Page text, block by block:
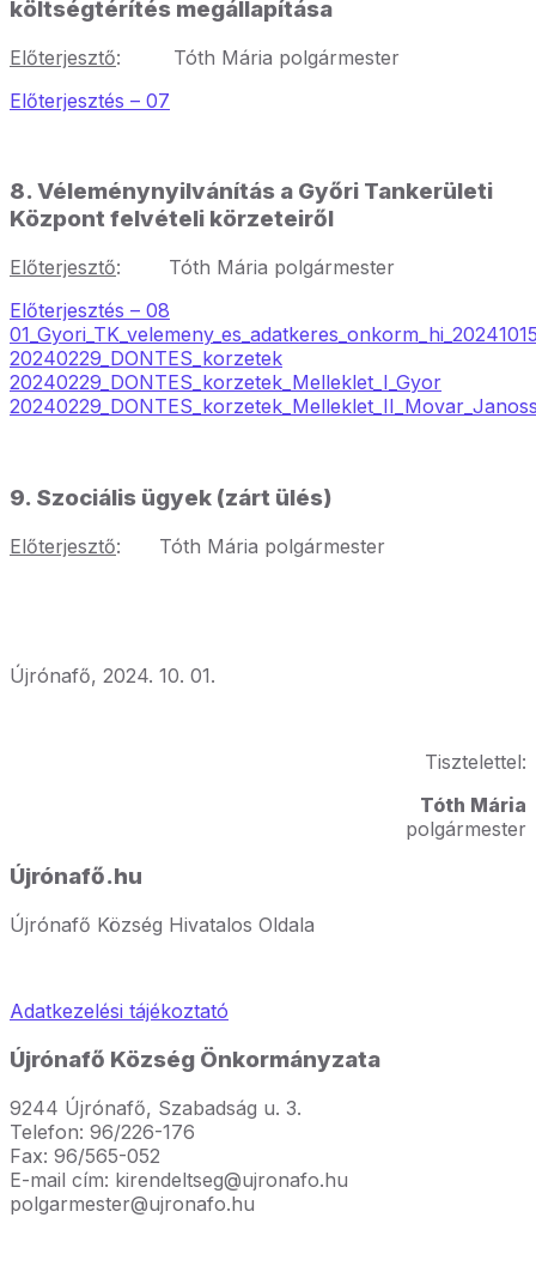
költségtérítés megállapítása
Előterjesztő:
Tóth Mária polgármester
Előterjesztés – 07
8. Véleménynyilvánítás a Győri Tankerületi
Központ felvételi körzeteiről
Előterjesztő:
Tóth Mária polgármester
Előterjesztés – 08
20240229_DONTES_korzetek
20240229_DONTES_korzetek_Melleklet_I_Gyor
9. Szociális ügyek (zárt ülés)
Előterjesztő: Tóth Mária polgármester
Újrónafő, 2024. 10. 01.
Tisztelettel:
Tóth Mária
polgármester
Újrónafő.hu
Újrónafő Község Hivatalos Oldala
Adatkezelési tájékoztató
Újrónafő Község Önkormányzata
9244 Újrónafő, Szabadság u. 3.
Telefon: 96/226-176
Fax: 96/565-052
E-mail cím: kirendeltseg@ujronafo.hu
polgarmester@ujronafo.hu